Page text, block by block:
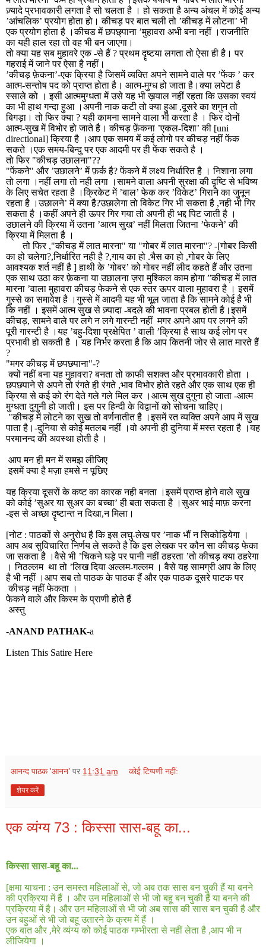
ज़्यादे प्रभावकारी लगता है सो चलता है । हो सकता है अन्य अंचल में कोई अन्य
’आंचलिक’ प्रयोग होता हो। कीचड़ पर बात चली तो ’कीचड़ में लोटना’ भी
एक प्रयोग होता है ।कीचड में छपछ्पाना ’मुहावरा अभी बना नहीं ।राजनीति
का यही हाल रहा तो वह भी बन जाएगा।
तो क्या यह सब मुहावरे एक -से हैं ?प्रथम दॄष्टया लगता तो ऐसा ही है। पर
गहराई में जाने पर ऐसा है नहीं।
’कीचड़ फ़ेकना’-एक क्रिया है जिसमें व्यक्ति अपने सामने वाले पर ’फेंक ’ कर
आत्म-सन्तोष पद को प्राप्त होता है। आत्म-मुग्ध हो जाता है।क्या लपेटा है
स्साले को । इसी आत्ममुग्धता में उसे यह भी ख़याल नहीं रहता कि उसका स्वयं
का भी हाथ गन्दा हुआ ।अपनी नाक कटी तो क्या हुआ ,दूसरे का शगुन तो
बिगड़ा। तो फिर क्या ?यही कामना सामने वाला भी करता है । फिर दोनों
आत्म-सुख में विभोर हो जाते है। कीचड़ फ़ेंकना ’एकल-दिशा’ की [uni
directional]क्रिया है ।आप एक समय में कई लोगो पर कीचड़ नहीं फेंक
सकते ।एक समय-बिन्दु पर एक आदमी पर ही फेंक सकते है ।
तो फिर "कीचड़ उछालना"??
"फेंकने" और ’उछालने’ में फ़र्क है?फेंकने में लक्ष्य निर्धारित है । निशाना लगा
तो लगा ।नहीं लगा तो नही लगा ।सामने वाला अपनी सुरक्षा की दॄष्टि से भविष्य
के लिए सचेत रहता है ।क्रिकेट में ’बाल’ फेक कर ’विकेट’ गिराने का जुनून
रहता है ।उछालने’ में क्या है?उछालेगा तो विकेट गिर भी सकता है ,नही भी गिर
सकता है ।कहीं अपने ही ऊपर गिर गया तो अपनी ही भद्द पिट जाती है ।
उछालने की क्रिया में उतना ’आत्म सुख’ नहीं मिलता जितना ’फेकने’ की
क्रिया में मिलता है ।
तो फिर,"कीचड़ में लात मारना"या "गोबर में लात मारना"? -[गोबर किसी
का हो चलेगा?,निर्धारित नही है ?,गाय का हो .भैस का हो ,गोबर के लिए
आवश्यक शर्त नहीं है ]हाथी के ’गोबर’ को गोबर नहीं लीद कहते हैं और उतना
एक साथ उठा कर फ़ेकना या उछालना ज़रा मुश्किल काम होगा ”कीचड़ में लात
मारना ’वाला मुहावरा कीचड़ फेकने से एक स्तर ऊपर वाला मुहावरा है । इसमें
गुस्से का समावेश है ।गुस्से में आदमी यह भी भूल जाता है कि सामने कोई है भी
कि नहीं । इसमें आत्म सुख से ज़्यादा -बदले की भावना प्रबल होती है।इसमें
कीचड़, सामने वाले पर लगे न लगे गारन्टी नहीं मगर अपने आप पर लगने की
पूरी गारन्टी है ।यह ’बहु-दिशा प्रक्षेपित ’ वाली ’क्रिया है साथ कई लोग पर
प्रभावी हो सकती है । यह निर्भर करता है कि आप कितनी जोर से लात मारते हैं
?
"मगर कीचड़ में छपछपाना"-?
क्यों नहीं बना यह मुहावरा?बनता तो काफी सशक्त और प्रभावकारी होता ।
छपछपाने से अपने तो रंगते ही रंगते ,भाव विभोर होते रहते और एक साथ एक ही
क्रिया से कई को रंग देते गले गले मिल कर ।आत्म सुख दुगुना हो जाता -आत्म
मुग्धता दुगुनी हो जाती। इस पर हिन्दी के विद्वानों को सोचना चाहिए।
"कीचड़ में लोटने का सुख तो वर्णनातीत है ।इसमें रत व्यक्ति अपने आप में सुख
पाता है। -दुनिया से कोई मतलब नहीं ।वो अपनी ही दुनिया में मस्त रहता है ।यह
परमानन्द की अवस्था होती है ।
आप मन ही मन में समझ लीजिए
इसमें क्या है मज़ा हमसे न पूछिए
यह क्रिया दूसरों के कष्ट का कारक नही बनता ।इसमें प्राप्त होने वाले सुख
को कोई ’सुअर या सुअर का बच्चा’ ही बता सकता है ।सुअर भाई माफ़ करना
-इस से अच्छा दॄष्टान्त न दिखा,न मिला।
[नोट :पाठकों से अनुरोध है कि इस लघु-लेख पर ’नाक भौं न सिकोड़ियेगा ।
आप अब सुविचारित निर्णय ले सकते है कि इस लेखक पर कौन सा कीचड़ फेका
जा सकता है ।वैसे भी ’चिकने घड़े पर पानी नहीं ठहरता ’तो कीचड़ क्या ठहरेगा
। निठल्लम था तो ’लिख दिया अल्लम-गल्लम । वैसे यह सामग्री आप के लिए
है भी नहीं ।आप सब तो पाठक के पाठक हैं और एक पाठक दूसरे पाटक पर
कीचड़ नहीं फेकता ।
फेकने वाले और किस्म के प्राणी होते हैं
अस्तु
-ANAND PATHAK-a
Listen This Satire Here
आनन्द पाठक 'आनन’ पर 11:31 am कोई टिप्पणी नहीं:
शेयर करें
एक व्यंग्य 73 : किस्सा सास-बहू का...
किस्सा सास-बहू का...
[क्षमा याचना :उन समस्त महिलाओं से,जो अब तक सास बन चुकी हैं या बनने
की प्रक्रिया में हैं । और उन महिलाओं से भी जो बहू बन चुकी हैं या बनने की
प्रक्रिया में है। और उन महिलाओं से भी जो अब सास की सास बन चुकी है और
उन बहुओं से भी जो बहू उतारने के क्रम में हैं ।
एक बात और ,मेरे व्यंग्य को कोई पाठक गम्भीरता से नहीं लेता है ,आप भी न
लीजियेगा ।